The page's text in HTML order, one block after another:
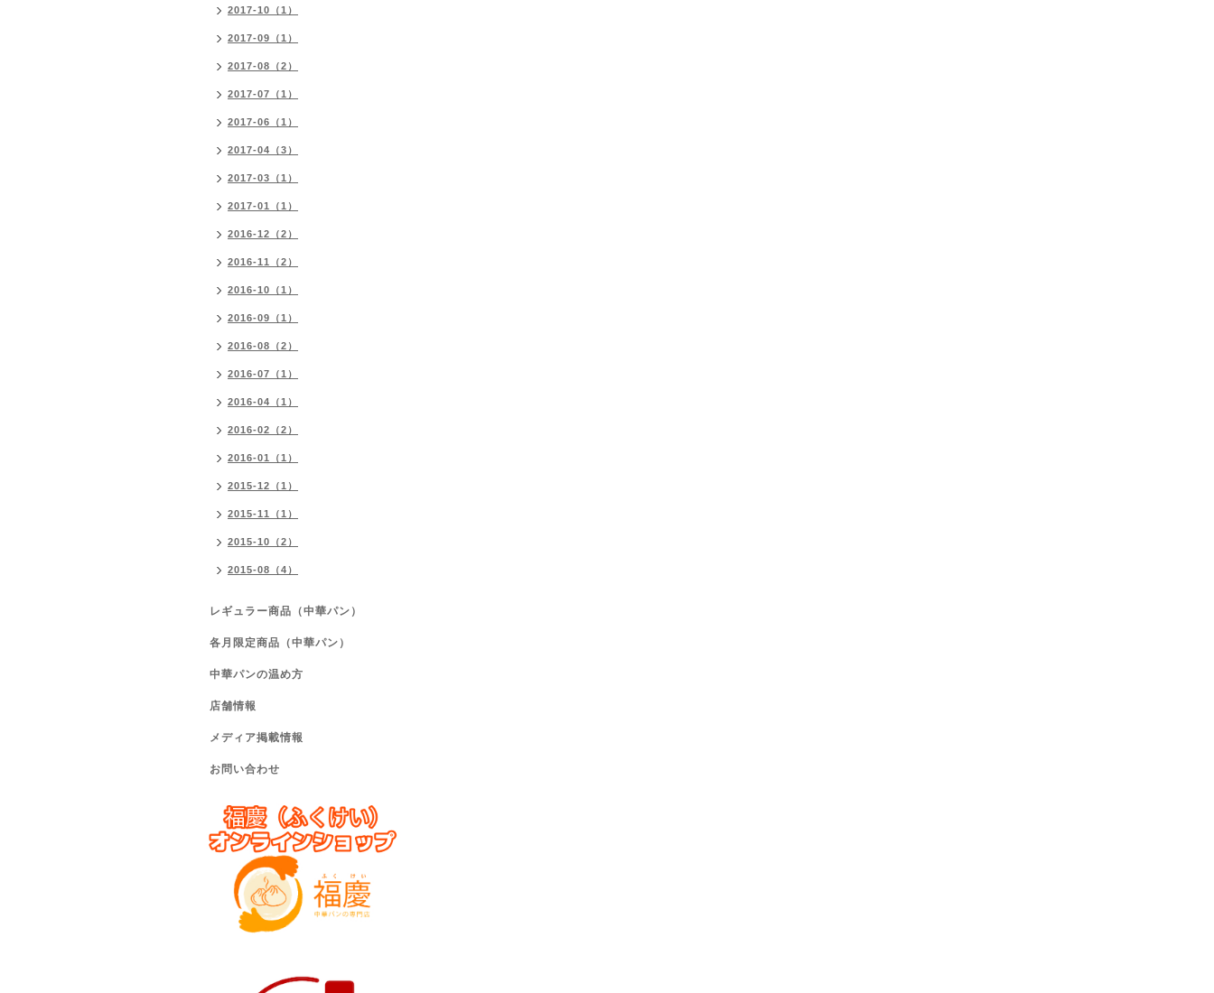
2017-10（1）
2017-09（1）
2017-08（2）
2017-07（1）
2017-06（1）
2017-04（3）
2017-03（1）
2017-01（1）
2016-12（2）
2016-11（2）
2016-10（1）
2016-09（1）
2016-08（2）
2016-07（1）
2016-04（1）
2016-02（2）
2016-01（1）
2015-12（1）
2015-11（1）
2015-10（2）
2015-08（4）
レギュラー商品（中華パン）
各月限定商品（中華パン）
中華パンの温め方
店舗情報
メディア掲載情報
お問い合わせ